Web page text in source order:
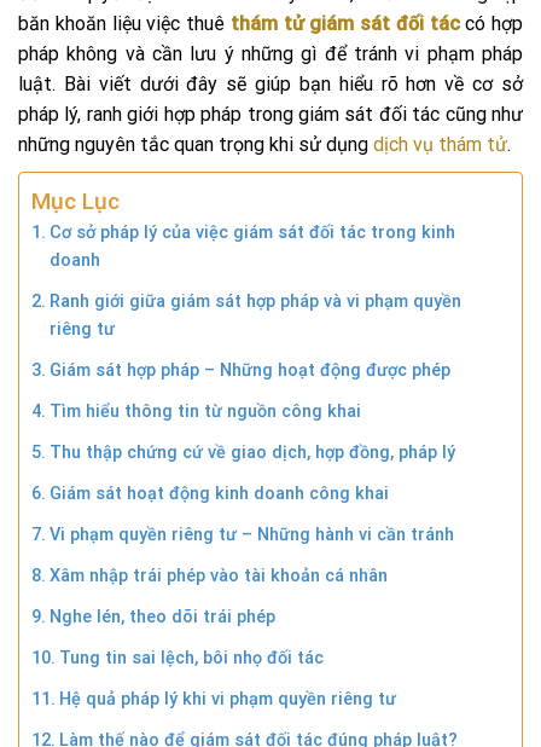
băn khoăn liệu việc thuê thám tử giám sát đối táccó hợp
pháp không và cần lưu ý những gì để tránh vi phạm pháp
luật. Bài viết dưới đây sẽ giúp bạn hiểu rõ hơn về cơ sở
pháp lý, ranh giới hợp pháp trong giám sát đối tác cũng như
những nguyên tắc quan trọng khi sử dụng dịch vụ thám tử.
Mục Lục
Cơ sở pháp lý của việc giám sát đối tác trong kinh
doanh
Ranh giới giữa giám sát hợp pháp và vi phạm quyền
riêng tư
Giám sát hợp pháp – Những hoạt động được phép
Tìm hiểu thông tin từ nguồn công khai
Thu thập chứng cứ về giao dịch, hợp đồng, pháp lý
Giám sát hoạt động kinh doanh công khai
Vi phạm quyền riêng tư – Những hành vi cần tránh
Xâm nhập trái phép vào tài khoản cá nhân
Nghe lén, theo dõi trái phép
Tung tin sai lệch, bôi nhọ đối tác
Hệ quả pháp lý khi vi phạm quyền riêng tư
Làm thế nào để giám sát đối tác đúng pháp luật?